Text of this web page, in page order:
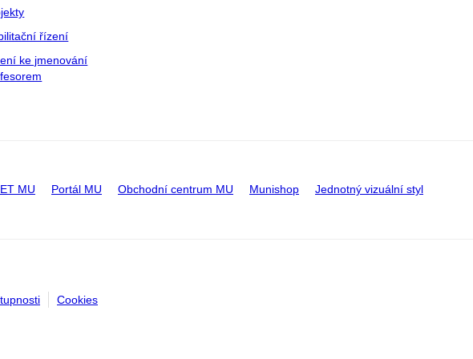
řízení
ke jmenování
MU Portál MU Obchodní centrum MU Munishop Jednotný vizuální styl
Cookies